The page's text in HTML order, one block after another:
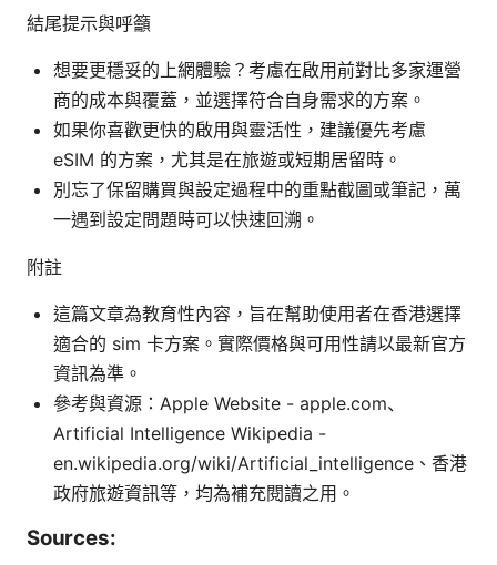
結尾提示與呼籲
想要更穩妥的上網體驗？考慮在啟用前對比多家運營
商的成本與覆蓋，並選擇符合自身需求的方案。
如果你喜歡更快的啟用與靈活性，建議優先考慮
eSIM 的方案，尤其是在旅遊或短期居留時。
別忘了保留購買與設定過程中的重點截圖或筆記，萬
一遇到設定問題時可以快速回溯。
附註
這篇文章為教育性內容，旨在幫助使用者在香港選擇
適合的 sim 卡方案。實際價格與可用性請以最新官方
資訊為準。
參考與資源：Apple Website - apple.com、
Artificial Intelligence Wikipedia -
en.wikipedia.org/wiki/Artificial_intelligence、香港
政府旅遊資訊等，均為補充閱讀之用。
Sources: